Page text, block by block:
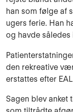
han som følge af
ugers ferie. Han
og havde
den rekreative
erstattes efter
Sagen blev anket